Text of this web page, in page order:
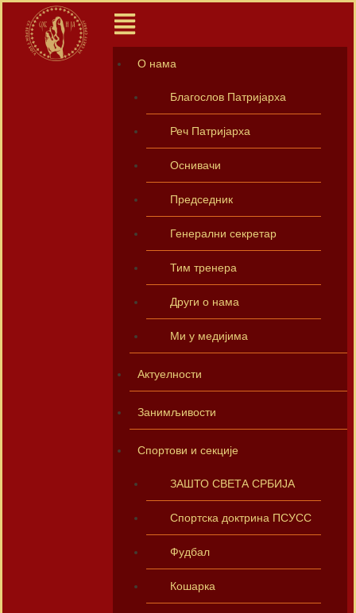
О нама
Благослов Патријарха
Реч Патријарха
Оснивачи
Председник
Генерални секретар
Тим тренера
Други о нама
Ми у медијима
Актуелности
Занимљивости
Спортови и секције
ЗАШТО СВЕТА СРБИЈА
Спортска доктрина ПСУСС
Фудбал
Кошарка